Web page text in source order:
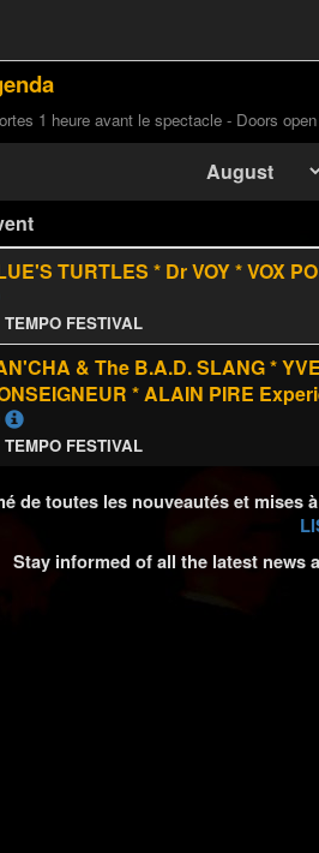
1 heure avant le spectacle - Doors
TURTLES * Dr VOY * VOX
TEMPO FESTIVAL
& The B.A.D. SLANG *
* ALAIN PIRE
TEMPO FESTIVAL
de toutes les nouveautés et
Stay informed of all the latest news